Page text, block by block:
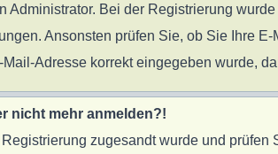
Bei der Registrierung
Ansonsten prüfen Sie, ob Sie Ihre
Adresse korrekt eingegeben wurde,
nicht mehr anmelden?!
zugesandt wurde und